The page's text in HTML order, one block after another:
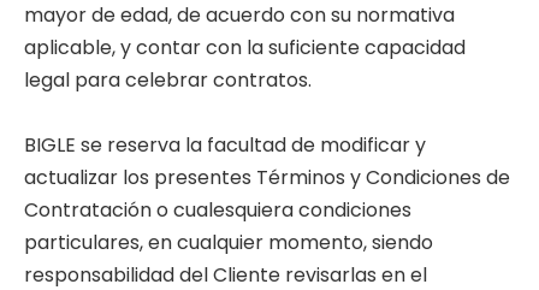
mayor de edad, de acuerdo con su normativa
aplicable, y contar con la suficiente capacidad
legal para celebrar contratos.
BIGLE se reserva la facultad de modificar y
actualizar los presentes Términos y Condiciones de
Contratación o cualesquiera condiciones
particulares, en cualquier momento, siendo
responsabilidad del Cliente revisarlas en el